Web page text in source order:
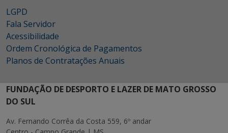
LGPD
Fala Servidor
Acessibilidade
Ordem Cronológica de Pagamentos
Planos de Contratações Anuais
FUNDAÇÃO DE DESPORTO E LAZER DE MATO GROSSO
DO SUL
Av. Fernando Corrêa da Costa 559, 6º andar